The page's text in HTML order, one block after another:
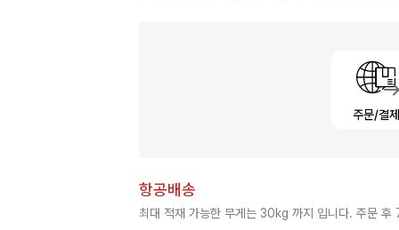
주문/결제
항공배송
최대 적재 가능한 무게는 30kg 까지 입니다. 주문